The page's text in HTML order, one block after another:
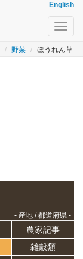
English
野菜 ほうれん草
- 産地 / 都道府県 -
農家記事
雑穀類